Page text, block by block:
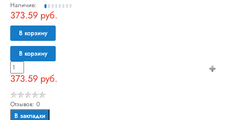
Наличие:
373.59 руб.
В корзину
В корзину
373.59 руб.
Отзывов: 0
В закладки